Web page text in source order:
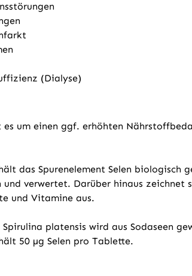
(Dialyse)
um einen ggf. erhöhten
das Spurenelement Selen biologisch
und verwertet. Darüber hinaus
und Vitamine aus.
platensis wird aus Sodaseen
50 µg Selen pro Tablette.